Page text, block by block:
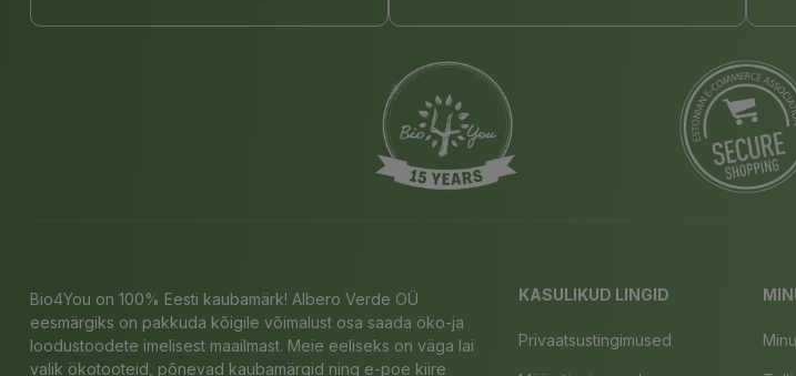
Bio4You on 100% Eesti kaubamärk! Albero Verde OÜ
eesmärgiks on pakkuda kõigile võimalust osa saada öko-ja
loodustoodete imelisest maailmast. Meie eeliseks on väga lai
valik ökotooteid, põnevad kaubamärgid ning e-poe kiire
KASULIKUD LINGID
Privaatsustingimused